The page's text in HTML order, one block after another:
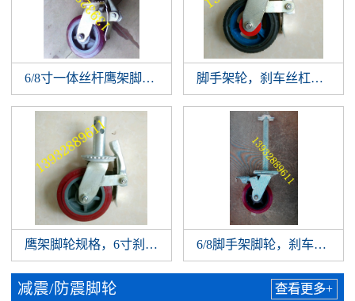
6/8寸一体丝杆鹰架脚轮，丝杆鹰架脚轮，优质丝杆脚手架
脚手架轮，刹车丝杠轮，分
鹰架脚轮规格，6寸刹车鹰架轮，优质脚手架轮生产厂家
6/8脚手架脚轮，刹车丝杆
减震/防震脚轮 查看更多+